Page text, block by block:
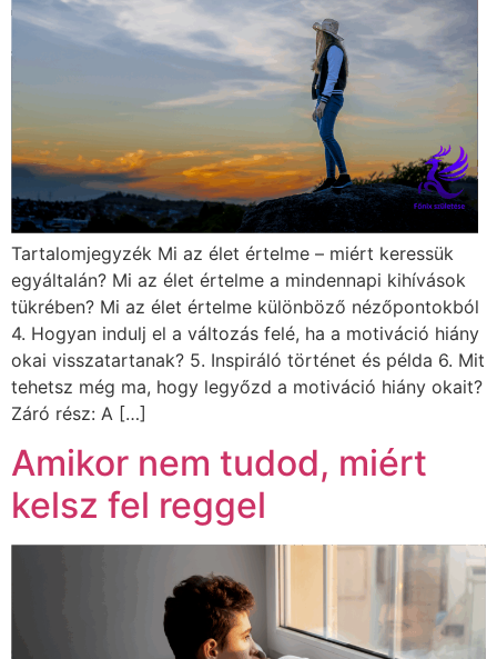
Tartalomjegyzék Mi az élet értelme – miért keressük
egyáltalán? Mi az élet értelme a mindennapi kihívások
tükrében? Mi az élet értelme különböző nézőpontokból
4. Hogyan indulj el a változás felé, ha a motiváció hiány
okai visszatartanak? 5. Inspiráló történet és példa 6. Mit
tehetsz még ma, hogy legyőzd a motiváció hiány okait?
Záró rész: A […]
Amikor nem tudod, miért
kelsz fel reggel